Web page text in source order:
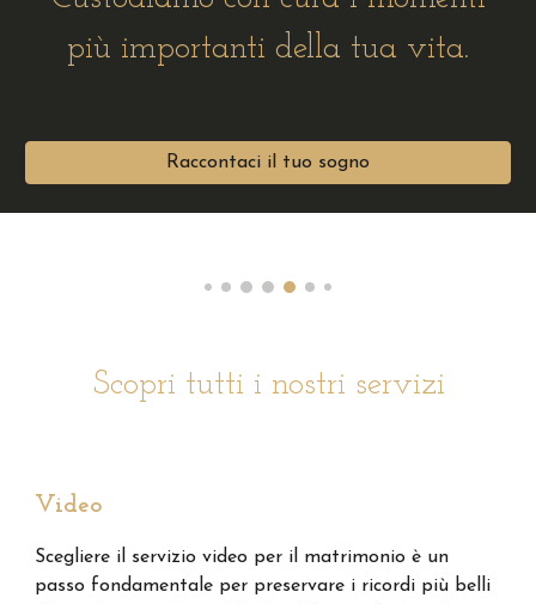
più importanti della tua vita.
Raccontaci il tuo sogno
Scopri tutti i nostri servizi
Video
Scegliere il servizio video per il matrimonio è un
passo fondamentale per preservare i ricordi più belli